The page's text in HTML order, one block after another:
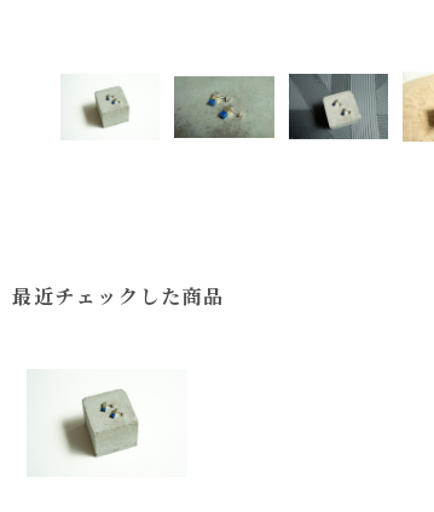
最近チェックした商品